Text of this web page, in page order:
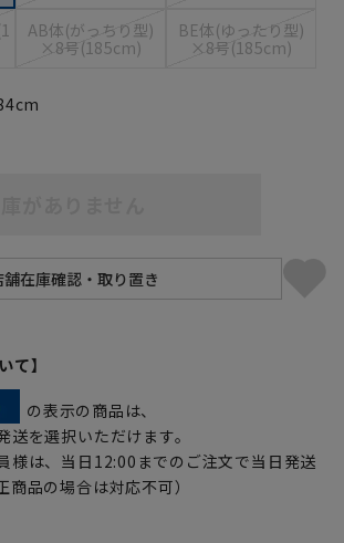
AB体(がっちり型)
×8号(185cm)
BE体(ゆったり型)
×8号(185cm)
cm
て】
の表示の商品は、
送を選択いただけます。
様は、当日12:00までのご注文で当日発送
商品の場合は対応不可）